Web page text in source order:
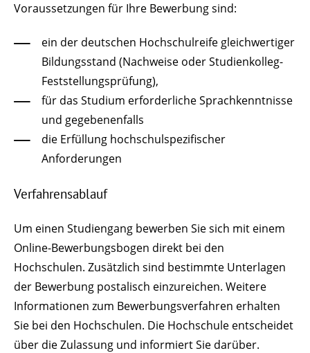
Voraussetzungen für Ihre Bewerbung sind:
ein der deutschen Hochschulreife gleichwertiger
Bildungsstand (Nachweise oder Studienkolleg-
Feststellungsprüfung),
für das Studium erforderliche Sprachkenntnisse
und gegebenenfalls
die Erfüllung hochschulspezifischer
Anforderungen
Verfahrensablauf
Um einen Studiengang bewerben Sie sich mit einem
Online-Bewerbungsbogen direkt bei den
Hochschulen. Zusätzlich sind bestimmte Unterlagen
der Bewerbung postalisch einzureichen. Weitere
Informationen zum Bewerbungsverfahren erhalten
Sie bei den Hochschulen. Die Hochschule entscheidet
über die Zulassung und informiert Sie darüber.